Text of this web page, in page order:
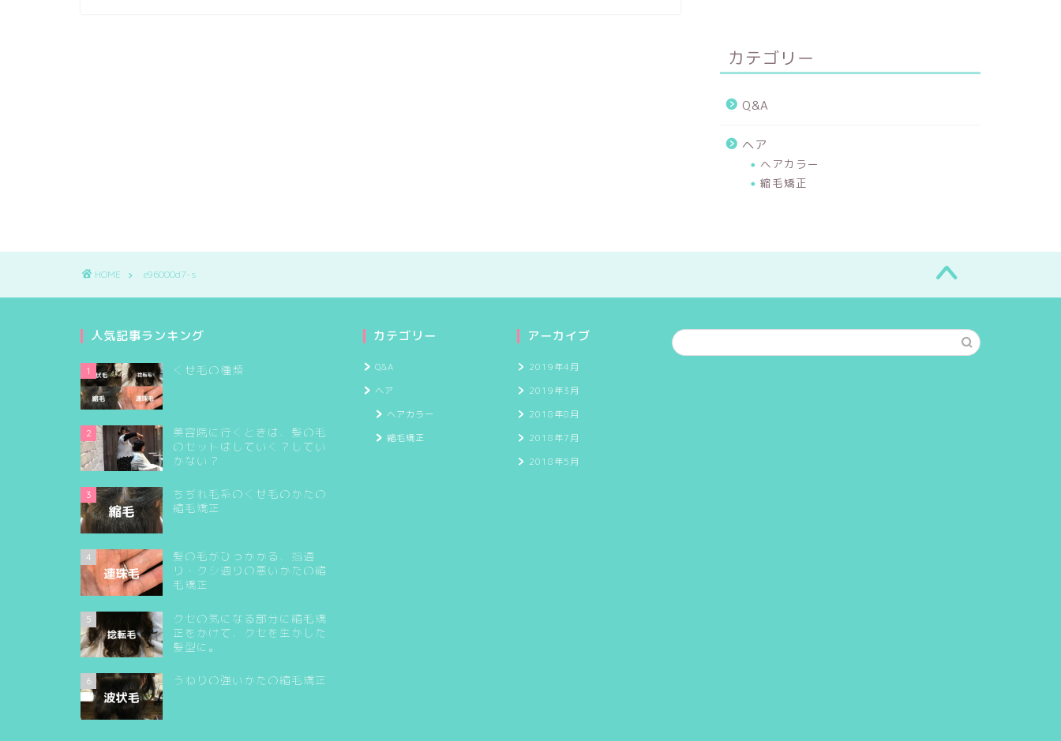
カテゴリー
Q&A
ヘア
ヘアカラー
縮毛矯正
HOME e96000d7-s
人気記事ランキング
1 くせ毛の種類
2
美容院に行くときは、髪の毛
のセットはしていく？してい
かない？
3
ちぢれ毛系のくせ毛のかたの
縮毛矯正
4
髪の毛がひっかかる、指通
り・クシ通りの悪いかたの縮
毛矯正
5
クセの気になる部分に縮毛矯
正をかけて、クセを生かした
髪型に。
6 うねりの強いかたの縮毛矯正
カテゴリー
Q&A
ヘア
ヘアカラー
縮毛矯正
アーカイブ
2019年4月
2019年3月
2018年8月
2018年7月
2018年5月